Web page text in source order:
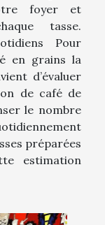
foyer et
tasse.
Pour
en grains la
d’évaluer
de café de
le nombre
préparées
estimation